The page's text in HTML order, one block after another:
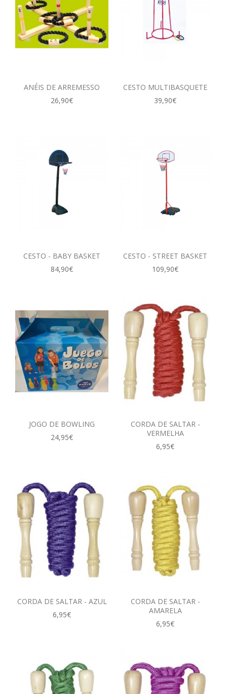
ANÉIS DE ARREMESSO
26,90€
CESTO MULTIBASQUETE
39,90€
CESTO - BABY BASKET
84,90€
CESTO - STREET BASKET
109,90€
JOGO DE BOWLING
24,95€
CORDA DE SALTAR -
VERMELHA
6,95€
CORDA DE SALTAR - AZUL
6,95€
CORDA DE SALTAR -
AMARELA
6,95€